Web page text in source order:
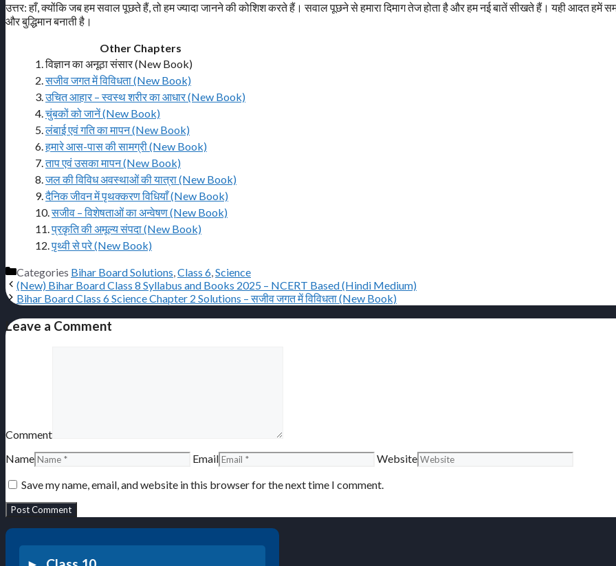
उत्तर: हाँ, क्योंकि जब हम सवाल पूछते हैं, तो हम ज्यादा जानने की कोशिश करते हैं। सवाल पूछने से हमारा दिमाग तेज होता है और हम नई बातें सीखते हैं। यही आदत हमें
और बुद्धिमान बनाती है।
Other Chapters
1. विज्ञान का अनूठा संसार (New Book)
2.सजीव जगत में विविधता (New Book)
3.उचित आहार – स्वस्थ शरीर का आधार (New Book)
4.चुंबकों को जानें (New Book)
5.लंबाई एवं गति का मापन (New Book)
6.हमारे आस-पास की सामग्री (New Book)
7.ताप एवं उसका मापन (New Book)
8.जल की विविध अवस्थाओं की यात्रा (New Book)
9.दैनिक जीवन में पृथक्करण विधियाँ (New Book)
10.सजीव – विशेषताओं का अन्वेषण (New Book)
11.प्रकृति की अमूल्य संपदा (New Book)
12.पृथ्वी से परे (New Book)
Categories Bihar Board Solutions,Class 6,Science
(New) Bihar Board Class 8 Syllabus and Books 2025 – NCERT Based (Hindi Medium)
Bihar Board Class 6 Science Chapter 2 Solutions – सजीव जगत में विविधता (New Book)
Leave a Comment
Comment
Name
Email
Website
Save my name, email, and website in this browser for the next time I comment.